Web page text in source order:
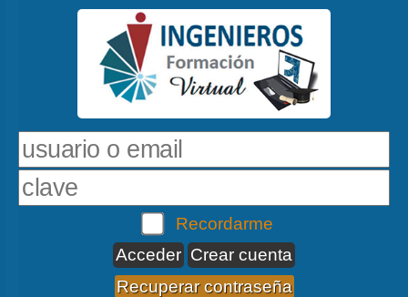
Recordarme
Crear cuenta
Recuperar contraseña